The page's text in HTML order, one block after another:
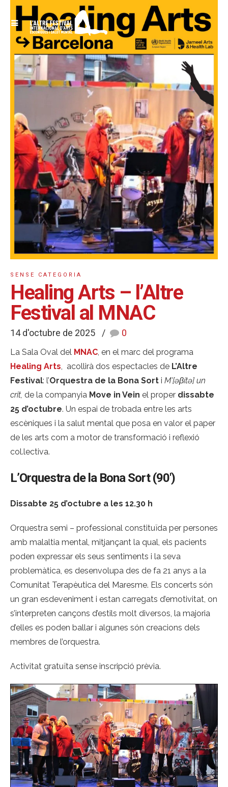
SENSE CATEGORIA
Healing Arts – l’Altre
Festival al MNAC
14 d'octubre de 2025 0
La Sala Oval del MNAC, en el marc del programa
Healing Arts, acollirà dos espectacles de L’Altre
Festival: l’Orquestra de la Bona Sort i M'[əβítə] un
crit, de la companyia Move in Vein el proper dissabte
25 d’octubre. Un espai de trobada entre les arts
escèniques i la salut mental que posa en valor el paper
de les arts com a motor de transformació i reflexió
col.lectiva.
L’Orquestra de la Bona Sort (90′)
Dissabte 25 d’octubre a les 12.30 h
Orquestra semi – professional constituïda per persones
amb malaltia mental, mitjançant la qual, els pacients
poden expressar els seus sentiments i la seva
problemàtica, es desenvolupa des de fa 21 anys a la
Comunitat Terapèutica del Maresme. Els concerts són
un gran esdeveniment i estan carregats d’emotivitat, on
s’interpreten cançons d’estils molt diversos, la majoria
d’elles es poden ballar i algunes són creacions dels
membres de l’orquestra.
Activitat gratuïta sense inscripció prèvia.